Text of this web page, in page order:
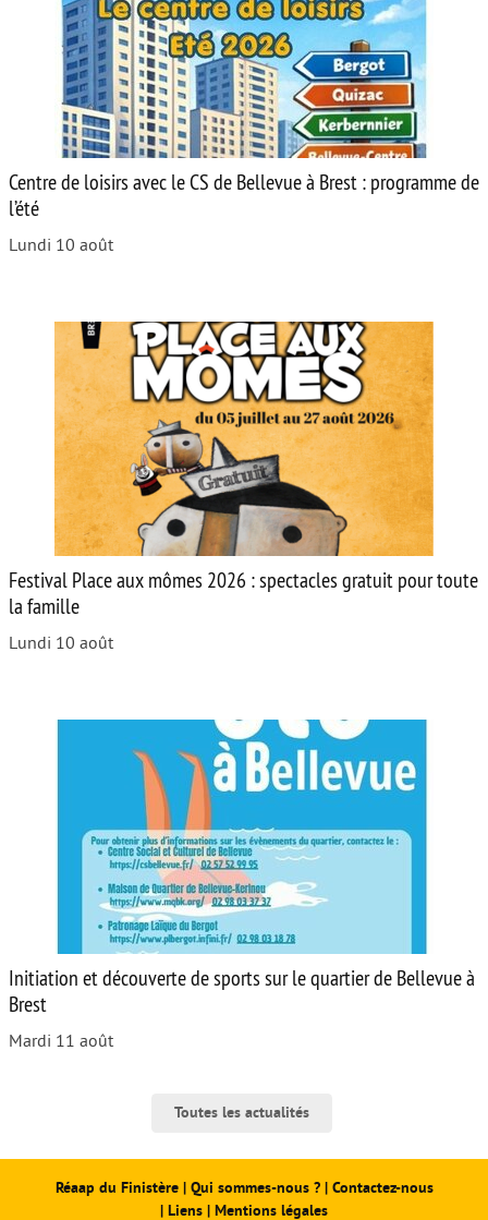
Centre de loisirs avec le CS de Bellevue à Brest : programme de
l’été
Lundi 10 août
Festival Place aux mômes 2026 : spectacles gratuit pour toute
la famille
Lundi 10 août
Initiation et découverte de sports sur le quartier de Bellevue à
Brest
Mardi 11 août
Toutes les actualités
Réaap du Finistère| Qui sommes-nous ? | Contactez-nous
| Liens | Mentions légales